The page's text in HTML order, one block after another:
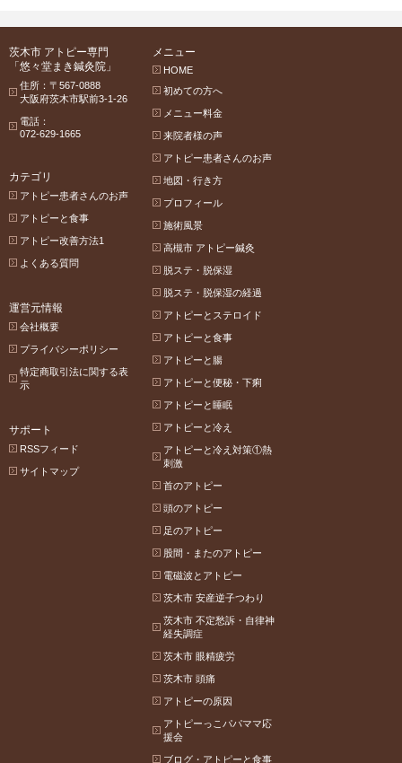
茨木市 アトピー専門
「悠々堂まき鍼灸院」
住所：〒567-0888
大阪府茨木市駅前3-1-26
電話：
072-629-1665
メニュー
HOME
初めての方へ
メニュー料金
来院者様の声
アトピー患者さんのお声
地図・行き方
プロフィール
施術風景
高槻市 アトピー鍼灸
脱ステ・脱保湿
脱ステ・脱保湿の経過
アトピーとステロイド
アトピーと食事
アトピーと腸
アトピーと便秘・下痢
アトピーと睡眠
アトピーと冷え
アトピーと冷え対策①熱
刺激
首のアトピー
頭のアトピー
足のアトピー
股間・またのアトピー
電磁波とアトピー
茨木市 安産逆子つわり
茨木市 不定愁訴・自律神
経失調症
茨木市 眼精疲労
茨木市 頭痛
アトピーの原因
アトピーっこパパママ応
援会
ブログ・アトピーと食事
カテゴリ
アトピー患者さんのお声
アトピーと食事
アトピー改善方法1
よくある質問
運営元情報
会社概要
プライバシーポリシー
特定商取引法に関する表
示
サポート
RSSフィード
サイトマップ